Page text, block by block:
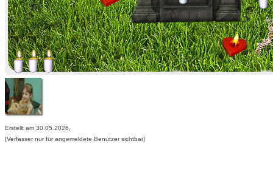
Erstellt am 30.05.2026,
[Verfasser nur für angemeldete Benutzer sichtbar]